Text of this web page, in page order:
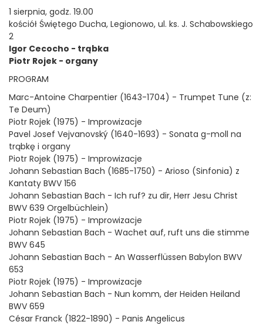
1 sierpnia, godz. 19.00
kościół Świętego Ducha, Legionowo, ul. ks. J. Schabowskiego
2
Igor Cecocho - trąbka
Piotr Rojek - organy
PROGRAM
Marc-Antoine Charpentier (1643-1704) - Trumpet Tune (z:
Te Deum)
Piotr Rojek (1975) - Improwizacje
Pavel Josef Vejvanovský (1640-1693) - Sonata g-moll na
trąbkę i organy
Piotr Rojek (1975) - Improwizacje
Johann Sebastian Bach (1685-1750) - Arioso (Sinfonia) z
Kantaty BWV 156
Johann Sebastian Bach - Ich ruf? zu dir, Herr Jesu Christ
BWV 639 Orgelbüchlein)
Piotr Rojek (1975) - Improwizacje
Johann Sebastian Bach - Wachet auf, ruft uns die stimme
BWV 645
Johann Sebastian Bach - An Wasserflüssen Babylon BWV
653
Piotr Rojek (1975) - Improwizacje
Johann Sebastian Bach - Nun komm, der Heiden Heiland
BWV 659
César Franck (1822-1890) - Panis Angelicus